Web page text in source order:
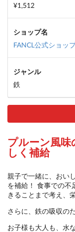
¥1,512
ショップ名
FANCL公式ショッ
ジャンル
鉄
プルーン風
しく補給
親子で一緒に、おい
を補給！ 食事での不
きることまで考え、
さらに、鉄の吸収の
お子様も大人も、水